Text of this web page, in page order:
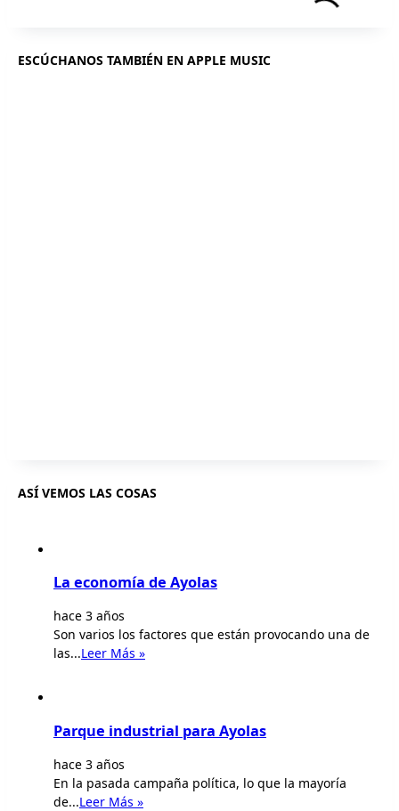
ESCÚCHANOS TAMBIÉN EN APPLE MUSIC
ASÍ VEMOS LAS COSAS
La economía de Ayolas
hace 3 años
Son varios los factores que están provocando una de
las...Leer Más »
Parque industrial para Ayolas
hace 3 años
En la pasada campaña política, lo que la mayoría
de...Leer Más »